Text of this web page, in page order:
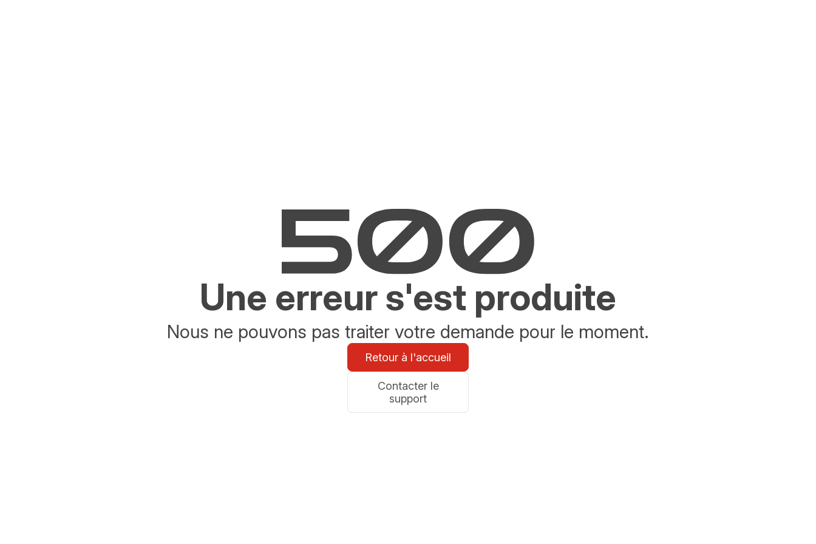
Une erreur s'est produite
Nous ne pouvons pas traiter votre demande pour le moment.
Retour à l'accueil
Contacter le
support